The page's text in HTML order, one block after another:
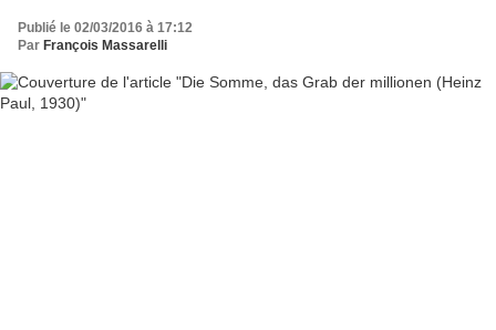
Publié le 02/03/2016 à 17:12
Par François Massarelli